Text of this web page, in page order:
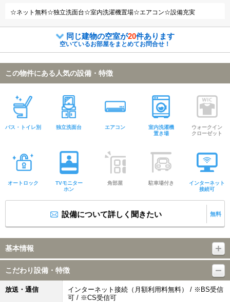
☆ネット無料☆独立洗面台☆室内洗濯機置場☆エアコン☆設備充実
同じ建物の空室が20件あります
空いているお部屋をまとめてお問合せ！
この物件にある人気の設備・特徴
バス・トイレ別 独立洗面台 エアコン
室内洗濯機
置き場
ウォークイン
クローゼット
オートロック
TVモニター
ホン
角部屋 駐車場付き
インターネット
接続可
設備について詳しく聞きたい 無料
基本情報
こだわり設備・特徴
放送・通信
インターネット接続（月額利用料無料） / ※BS受信
可 / ※CS受信可